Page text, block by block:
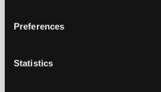
Preferences
Statistics
und ist mit gerippten Abschlüssen an
Saum versehen, was für eine
allem kombinieren, von Jeans bis zu